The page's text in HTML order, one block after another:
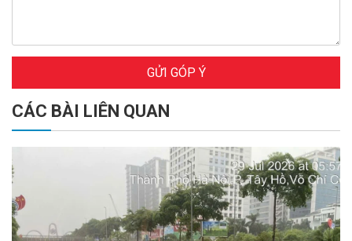
GỬI GÓP Ý
CÁC BÀI LIÊN QUAN